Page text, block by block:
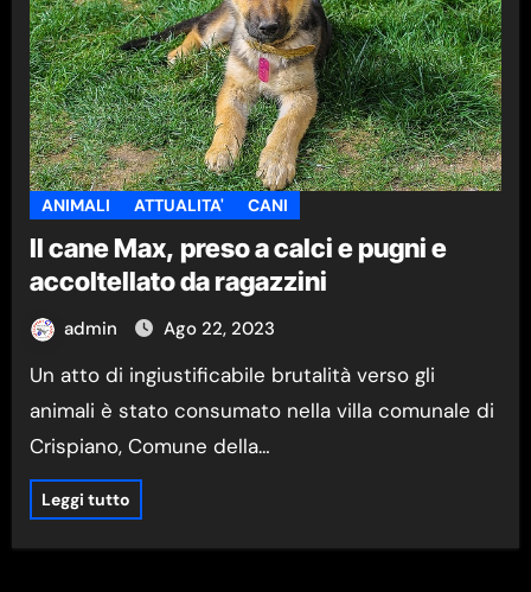
ANIMALI ATTUALITA' CANI
Il cane Max, preso a calci e pugni e
accoltellato da ragazzini
admin Ago 22, 2023
Un atto di ingiustificabile brutalità verso gli
animali è stato consumato nella villa comunale di
Crispiano, Comune della…
Leggi tutto